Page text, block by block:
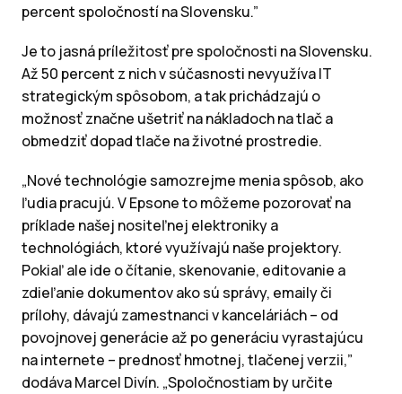
percent spoločností na Slovensku.”
Je to jasná príležitosť pre spoločnosti na Slovensku.
Až 50 percent z nich v súčasnosti nevyužíva IT
strategickým spôsobom, a tak prichádzajú o
možnosť značne ušetriť na nákladoch na tlač a
obmedziť dopad tlače na životné prostredie.
„Nové technológie samozrejme menia spôsob, ako
ľudia pracujú. V Epsone to môžeme pozorovať na
príklade našej nositeľnej elektroniky a
technológiách, ktoré využívajú naše projektory.
Pokiaľ ale ide o čítanie, skenovanie, editovanie a
zdieľanie dokumentov ako sú správy, emaily či
prílohy, dávajú zamestnanci v kanceláriách – od
povojnovej generácie až po generáciu vyrastajúcu
na internete – prednosť hmotnej, tlačenej verzii,”
dodáva Marcel Divín. „Spoločnostiam by určite